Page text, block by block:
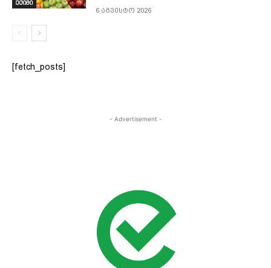
ექიმი
6 აგვისტო 2026
[fetch_posts]
- Advertisement -